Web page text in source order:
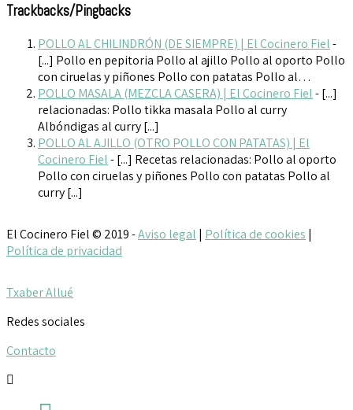
Trackbacks/Pingbacks
POLLO AL CHILINDRÓN (DE SIEMPRE) | El Cocinero Fiel-
[...] Pollo en pepitoria Pollo al ajillo Pollo al oporto Pollo
con ciruelas y piñones Pollo con patatas Pollo al…
POLLO MASALA (MEZCLA CASERA) | El Cocinero Fiel- [...]
relacionadas: Pollo tikka masala Pollo al curry
Albóndigas al curry [...]
POLLO AL AJILLO (OTRO POLLO CON PATATAS) | El
Cocinero Fiel- [...] Recetas relacionadas: Pollo al oporto
Pollo con ciruelas y piñones Pollo con patatas Pollo al
curry [...]
El Cocinero Fiel © 2019 -Aviso legal | Política de cookies |
Política de privacidad
Txaber Allué
Redes sociales
Contacto